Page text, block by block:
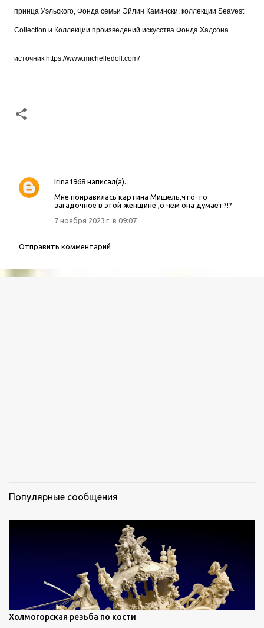
принца Уэльского, Фонда семьи Эйлин Камински, коллекции Seavest
Collection и Коллекции произведений искусства Фонда Хадсона.
источник https://www.michelledoll.com/
К
о
н
а
Irina1968 написал(а)…
Мне понравилась картина Мишель,что-то
загадочное в этой женщине ,о чем она думает?!?
7 ноября 2023 г. в 09:07
Отправить комментарий
Популярные сообщения
Холмогорская резьба по кости